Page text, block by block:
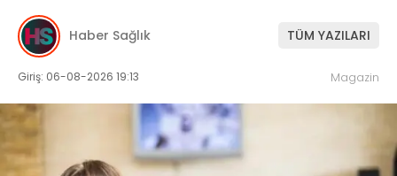
Haber Sağlık TÜM YAZILARI
Giriş: 06-08-2026 19:13 Magazin